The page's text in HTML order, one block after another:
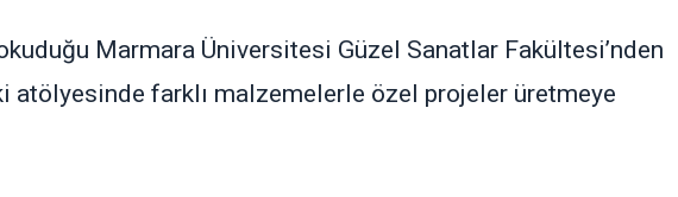
Marmara Üniversitesi Güzel Sanatlar Fakültesi’nden
atölyesinde farklı malzemelerle özel projeler üretmeye